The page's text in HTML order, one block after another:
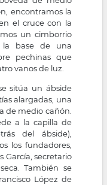
encontramos la
el cruce con la
un cimborrio
la base de una
pechinas que
vanos de luz.
sitúa un ábside
alargadas, una
de medio cañón.
a la capilla de
del ábside),
los fundadores,
García, secretario
También se
López de